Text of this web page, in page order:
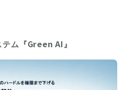
ム『Green AI』